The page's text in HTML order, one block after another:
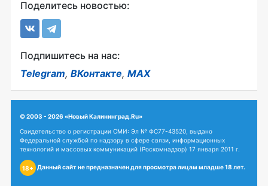
Поделитесь новостью:
Подпишитесь на нас:
Telegram, ВКонтакте, MAX
© 2003 - 2026 «Новый Калининград.Ru»
Свидетельство о регистрации СМИ: Эл № ФС77-43520, выдано
Федеральной службой по надзору в сфере связи, информационных
технологий и массовых коммуникаций (Роскомнадзор) 17 января 2011 г.
18+ Данный сайт не предназначен для просмотра лицам младше 18 лет.